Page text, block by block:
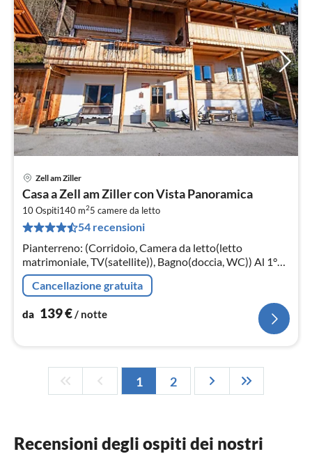
Zell am Ziller
Casa a Zell am Ziller con Vista Panoramica
10 Ospiti140 m25 camere da letto
54 recensioni
Pianterreno: (Corridoio, Camera da letto(letto
matrimoniale, TV(satellite)), Bagno(doccia, WC)) Al 1°
piano: (Cucina separata(tavolo da pranzo, piano
cottura(ceramica)
Cancellazione gratuita
da 139€/ notte
1 2
Recensioni degli ospiti dei nostri